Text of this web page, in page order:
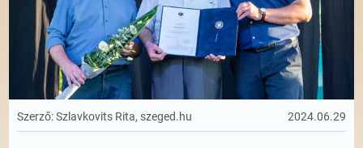
Szerző: Szlavkovits Rita, szeged.hu 2024.06.29